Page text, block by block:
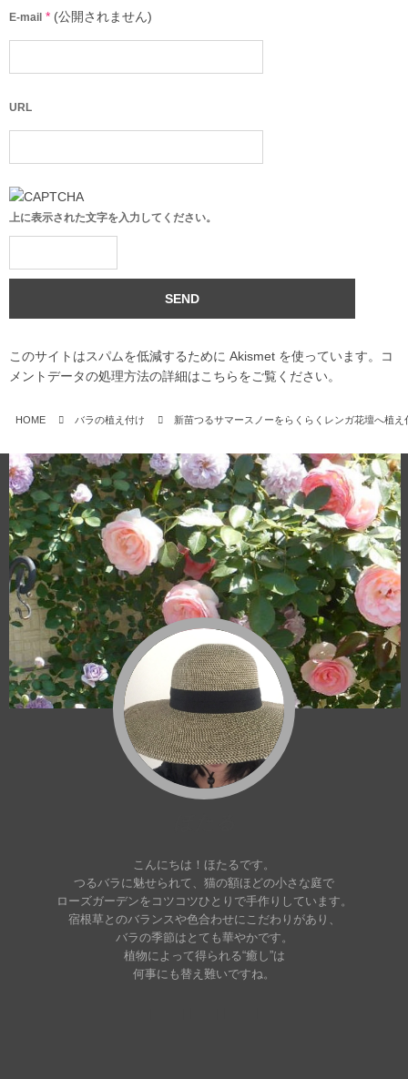
E-mail * (公開されません)
URL
上に表示された文字を入力してください。
このサイトはスパムを低減するために Akismet を使っています。
コ
メントデータの処理方法の詳細はこちらをご覧ください。
HOME バラの植え付け 新苗つるサマースノーをらくらくレンガ花壇へ植
こんにちは！ほたるです。
つるバラに魅せられて、猫の額ほどの小さな庭で
ローズガーデンをコツコツひとりで手作りしています。
宿根草とのバランスや色合わせにこだわりがあり、
バラの季節はとても華やかです。
植物によって得られる“癒し”は
何事にも替え難いですね。